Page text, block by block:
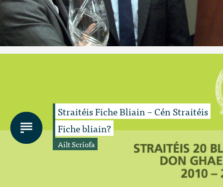
Straitéis Fiche Bliain – Cén Straitéis
Fiche bliain?
Ailt Scríofa